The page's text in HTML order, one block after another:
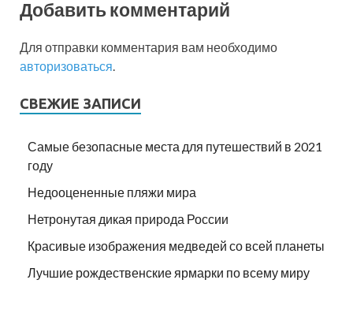
Добавить комментарий
Для отправки комментария вам необходимо
авторизоваться.
СВЕЖИЕ ЗАПИСИ
Самые безопасные места для путешествий в 2021
году
Недооцененные пляжи мира
Нетронутая дикая природа России
Красивые изображения медведей со всей планеты
Лучшие рождественские ярмарки по всему миру